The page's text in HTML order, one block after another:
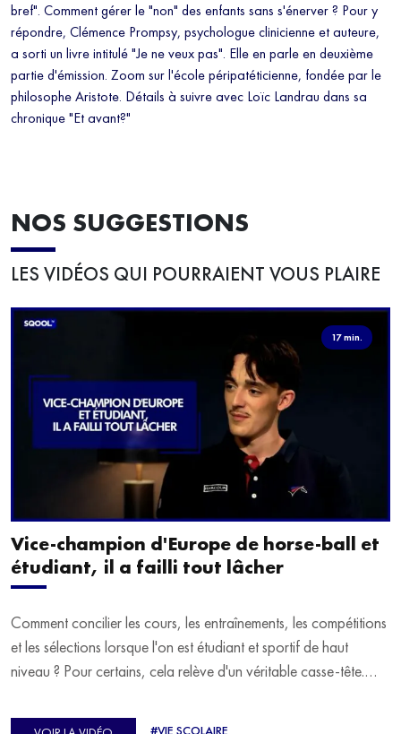
bref". Comment gérer le "non" des enfants sans s'énerver ? Pour y
répondre, Clémence Prompsy, psychologue clinicienne et auteure,
a sorti un livre intitulé "Je ne veux pas". Elle en parle en deuxième
partie d'émission. Zoom sur l'école péripatéticienne, fondée par le
philosophe Aristote. Détails à suivre avec Loïc Landrau dans sa
chronique "Et avant?"
NOS SUGGESTIONS
LES VIDÉOS QUI POURRAIENT VOUS PLAIRE
17 min.
Vice-champion d'Europe de horse-ball et
étudiant, il a failli tout lâcher
Comment concilier les cours, les entraînements, les compétitions
et les sélections lorsque l'on est étudiant et sportif de haut
niveau ? Pour certains, cela relève d'un véritable casse-tête.
d'Europe de Horse-ball, qui a failli abandonner ses études
#VIE SCOLAIRE